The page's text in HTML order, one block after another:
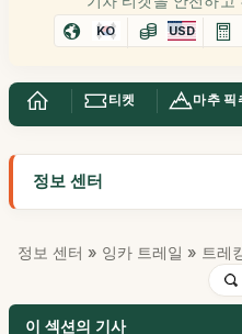
KO USD
티켓 마추 픽
정보 센터
정보 센터 » 잉카 트레일 » 트레
이 섹션의 기사